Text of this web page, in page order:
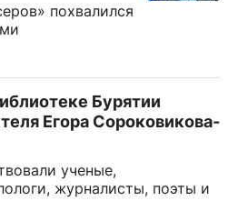
похвалился
Бурятии
Егора Сороковикова-
ученые,
журналисты, поэты и